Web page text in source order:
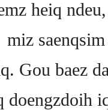
heiq
miz
Gou baez
doengzdoih